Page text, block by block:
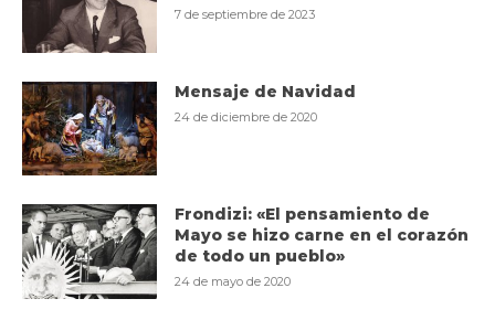
7 de septiembre de 2023
Mensaje de Navidad
24 de diciembre de 2020
Frondizi: «El pensamiento de
Mayo se hizo carne en el corazón
de todo un pueblo»
24 de mayo de 2020